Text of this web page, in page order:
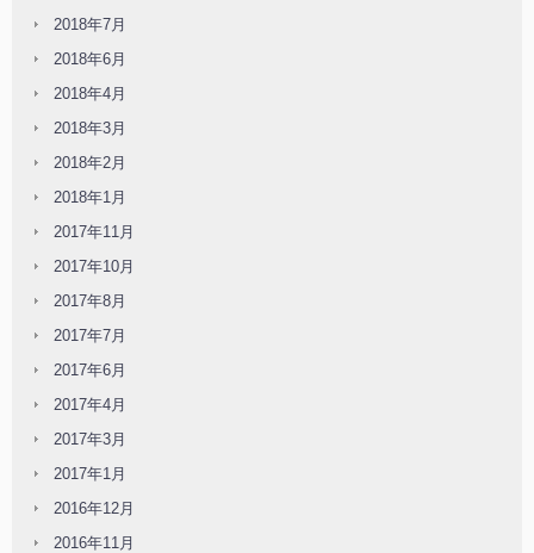
2018年7月
2018年6月
2018年4月
2018年3月
2018年2月
2018年1月
2017年11月
2017年10月
2017年8月
2017年7月
2017年6月
2017年4月
2017年3月
2017年1月
2016年12月
2016年11月